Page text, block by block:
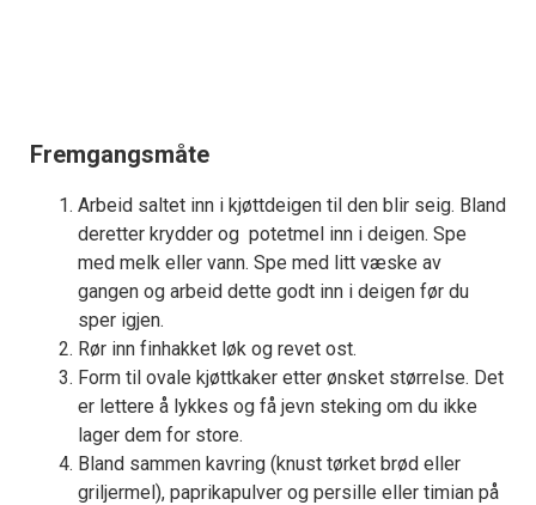
Fremgangsmåte
Arbeid saltet inn i kjøttdeigen til den blir seig. Bland
deretter krydder og potetmel inn i deigen. Spe
med melk eller vann. Spe med litt væske av
gangen og arbeid dette godt inn i deigen før du
sper igjen.
Rør inn finhakket løk og revet ost.
Form til ovale kjøttkaker etter ønsket størrelse. Det
er lettere å lykkes og få jevn steking om du ikke
lager dem for store.
Bland sammen kavring (knust tørket brød eller
griljermel), paprikapulver og persille eller timian på